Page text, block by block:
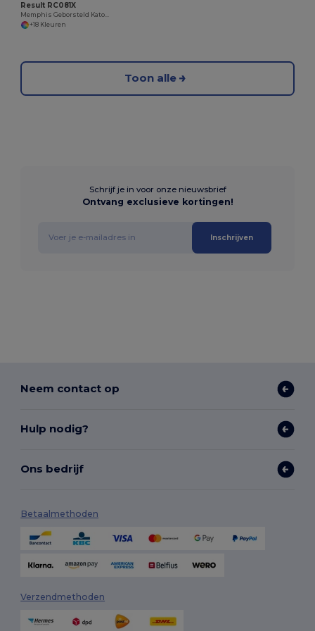
Result RC081X
+18 Kleuren
Toon alle
Schrijf je in voor onze nieuwsbrief
Ontvang exclusieve kortingen!
Inschrijven
Neem contact op
Hulp nodig?
Ons bedrijf
Betaalmethoden
Verzendmethoden